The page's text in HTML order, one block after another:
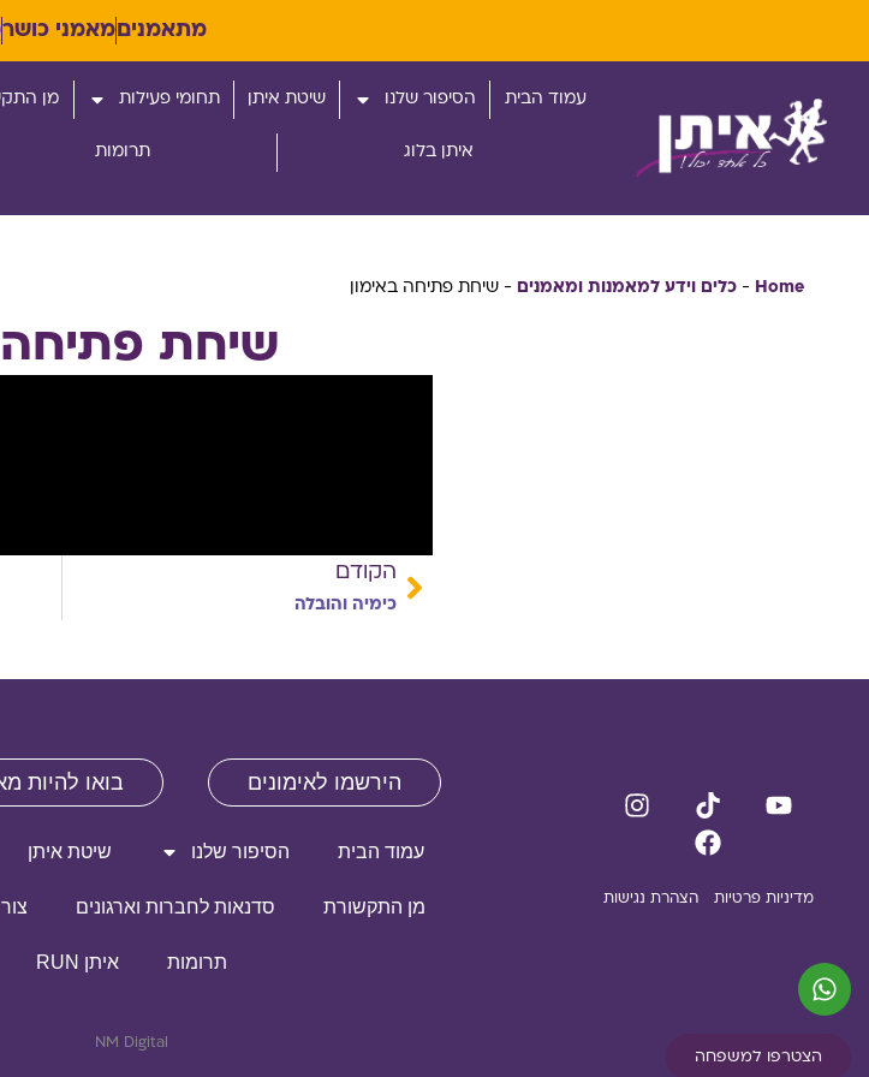
מתאמנים מאמני כושר
עמוד הבית הסיפור שלנו שיטת איתן תחומי פעילות מן
איתן בלוג תרומות
Home
- כלים וידע למאמנות ומאמנים - שיחת פתיחה באימון
שיחת פתיחה
הקודם
כימיה והובלה
מדיניות פרטיות הצהרת נגישות
הצטרפו למשפחה
הירשמו לאימונים בואו להיות
עמוד הבית הסיפור שלנו שיטת איתן
מן התקשורת סדנאות לחברות וארגונים
תרומות איתן RUN
NM Digital